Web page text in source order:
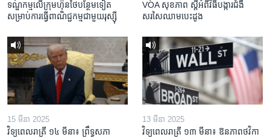
ទណ្ឌកម្ម​លើ​ក្រុមហ៊ុន​ថៃ​បន្ថែម​ទៀត​
សម្រាប់​ការ​ធ្វើ​ពាណិជ្ជកម្ម​ជាមួយ​រុស្ស៊ី
VOA សុខភាព ស្ដី​អំពី​វិធី​បង្ការ​ជំងឺ​
សរសៃ​ឈាម​បេះដូង
15 មីនា 2025
វិទ្យុពេលរាត្រី ១៤ មីនា៖ ព្រឹទ្ធសភា
13 មីនា 2025
វិទ្យុពេលរាត្រី ១៣ មីនា៖ ឱនភាព​ថវិកា​